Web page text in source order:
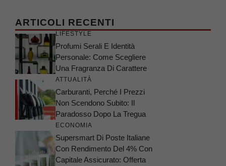
ARTICOLI RECENTI
LIFESTYLE
Profumi Serali E Identità
Personale: Come Scegliere
Una Fragranza Di Carattere
ATTUALITÀ
Carburanti, Perché I Prezzi
Non Scendono Subito: Il
Paradosso Dopo La Tregua
ECONOMIA
Supersmart Di Poste Italiane
Con Rendimento Del 4% Con
Capitale Assicurato: Offerta